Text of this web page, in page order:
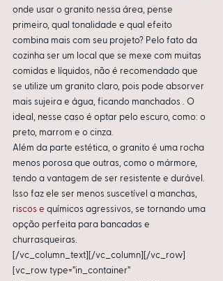
onde usar o granito nessa área, pense
primeiro, qual tonalidade e qual efeito
combina mais com seu projeto? Pelo fato da
cozinha ser um local que se mexe com muitas
comidas e líquidos, não é recomendado que
se utilize um granito claro, pois pode absorver
mais sujeira e água, ficando manchados . O
ideal, nesse caso é optar pelo escuro, como: o
preto, marrom e o cinza.
Além da parte estética, o granito é uma rocha
menos porosa que outras, como o mármore,
tendo a vantagem de ser resistente e durável.
Isso faz ele ser menos suscetível a manchas,
riscos e químicos agressivos, se tornando uma
opção perfeita para bancadas e
churrasqueiras.
[/vc_column_text][/vc_column][/vc_row]
[vc_row type=”in_container”